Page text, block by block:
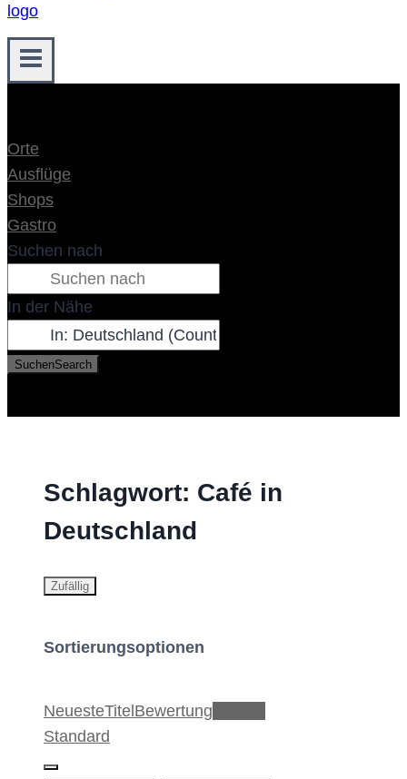
Orte
Ausflüge
Shops
Gastro
Suchen nach
In der Nähe
SuchenSearch
Schlagwort: Café in
Deutschland
Zufällig
Sortierungsoptionen
NeuesteTitelBewertung
Standard